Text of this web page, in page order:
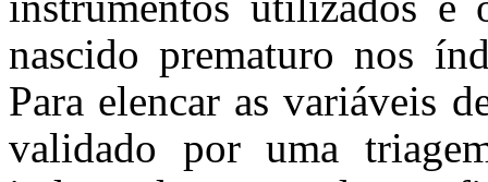
nascido prematuro nos
Para elencar as variáveis
validado por uma